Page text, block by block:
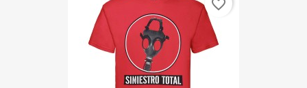
favorite_border